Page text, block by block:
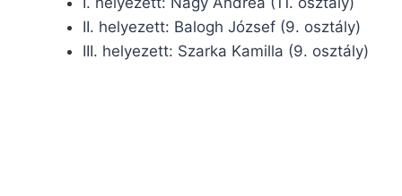
II. helyezett: Balogh József (9. osztály)
III. helyezett: Szarka Kamilla (9. osztály)